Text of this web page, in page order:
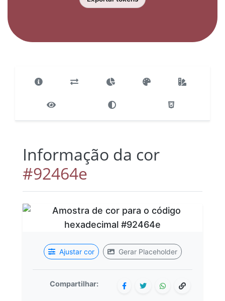
Informação da cor
#92464e
Ajustar cor Gerar Placeholder
Compartilhar: